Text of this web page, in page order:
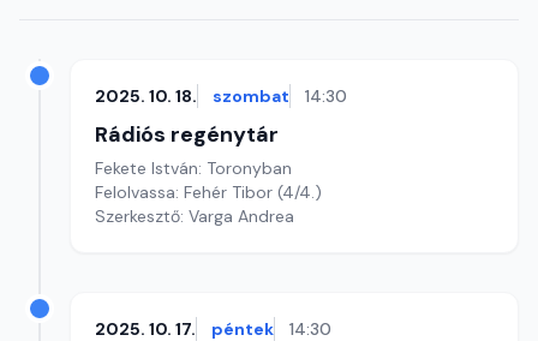
2025. 10. 18. szombat 14:30
Rádiós regénytár
Fekete István: Toronyban
Felolvassa: Fehér Tibor (4/4.)
Szerkesztő: Varga Andrea
2025. 10. 17. péntek 14:30